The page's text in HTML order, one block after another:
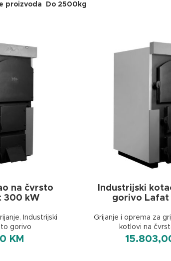
proizvoda Do 2500kg
na čvrsto
300 kW
, Industrijski
gorivo
KM
Industrijski
gorivo Lafat
Grijanje i oprema za
kotlovi na